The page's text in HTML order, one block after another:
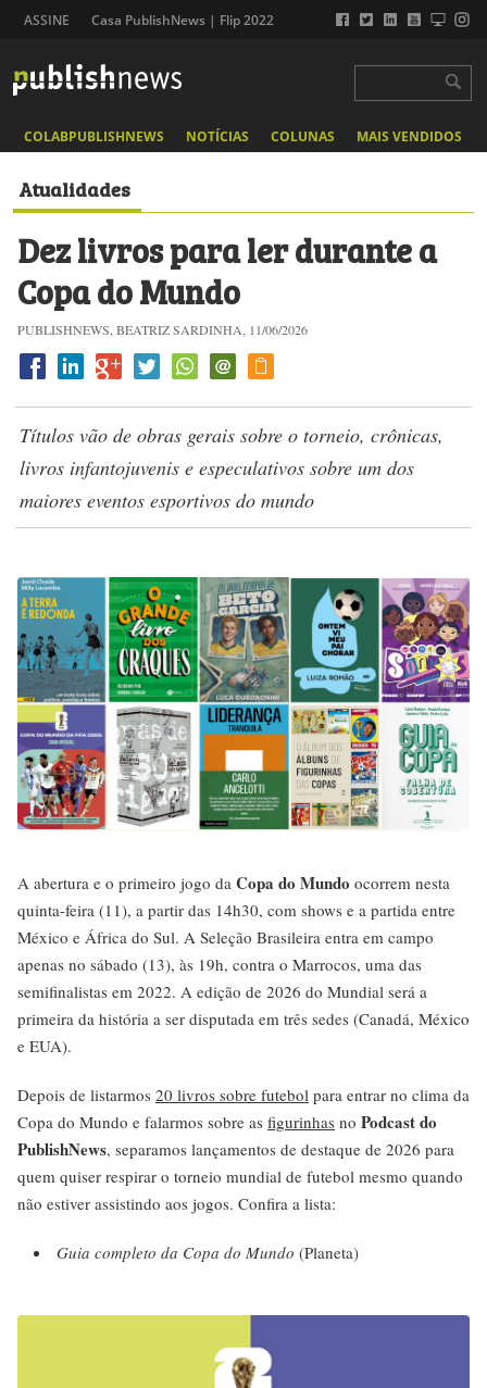
ASSINE Casa PublishNews | Flip 2022
COLABPUBLISHNEWS NOTÍCIAS COLUNAS MAIS VENDIDOS
Atualidades
Dez livros para ler durante a
Copa do Mundo
PUBLISHNEWS, BEATRIZ SARDINHA, 11/06/2026
Títulos vão de obras gerais sobre o torneio, crônicas,
livros infantojuvenis e especulativos sobre um dos
maiores eventos esportivos do mundo
A abertura e o primeiro jogo da Copa do Mundo ocorrem nesta
quinta-feira (11), a partir das 14h30, com shows e a partida entre
México e África do Sul. A Seleção Brasileira entra em campo
apenas no sábado (13), às 19h, contra o Marrocos, uma das
semifinalistas em 2022. A edição de 2026 do Mundial será a
primeira da história a ser disputada em três sedes (Canadá, México
e EUA).
Depois de listarmos 20 livros sobre futebol para entrar no clima da
Copa do Mundo e falarmos sobre as figurinhas no Podcast do
PublishNews, separamos lançamentos de destaque de 2026 para
quem quiser respirar o torneio mundial de futebol mesmo quando
não estiver assistindo aos jogos. Confira a lista:
Guia completo da Copa do Mundo (Planeta)